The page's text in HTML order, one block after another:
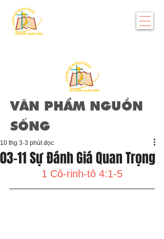
VĂN PHẨM NGUỒN
SỐNG
03-11 Sự Đánh Giá Quan Trọng
10 thg 3 3 phút đọc
1 Cô-rinh-tô 4:1-5